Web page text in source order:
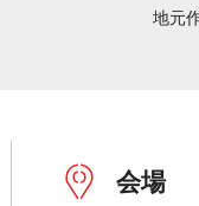
地元
会場